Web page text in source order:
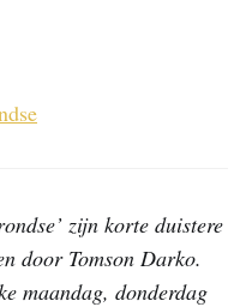
zijn korte duistere
door Tomson Darko.
maandag, donderdag